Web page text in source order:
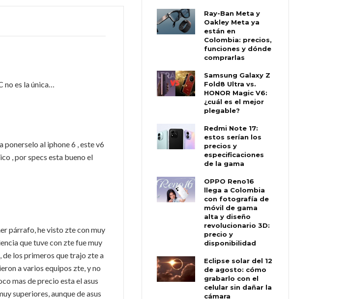
no es la única…
ponerselo al iphone 6 , este v6
, por specs esta bueno el
párrafo, he visto zte con muy
que tuve con zte fue muy
de los primeros que trajo zte a
a varios equipos zte, y no
mas de precio esta el asus
superiores, aunque de asus
Ray-Ban Meta y
Oakley Meta ya
están en
Colombia: precios,
funciones y dónde
comprarlas
Samsung Galaxy Z
Fold8 Ultra vs.
HONOR Magic V6:
¿cuál es el mejor
plegable?
Redmi Note 17:
estos serían los
precios y
especificaciones
de la gama
OPPO Reno16
llega a Colombia
con fotografía de
móvil de gama
alta y diseño
revolucionario 3D:
precio y
disponibilidad
Eclipse solar del 12
de agosto: cómo
grabarlo con el
celular sin dañar la
cámara